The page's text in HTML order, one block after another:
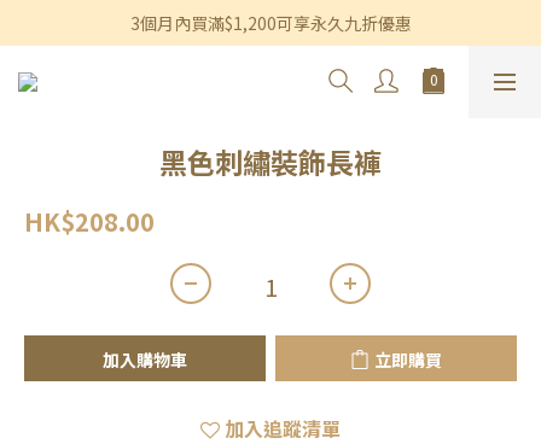
香港及澳門訂單滿$600即享免運費優惠
3個月內買滿$1,200可享永久九折優惠
香港及澳門訂單滿$600即享免運費優惠
黑色刺繡裝飾長褲
HK$208.00
加入購物車 立即購買
加入追蹤清單